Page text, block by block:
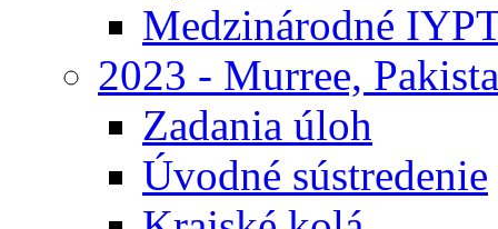
Medzinárodné
2023 - Murree,
Zadania úloh
Úvodné sústredenie